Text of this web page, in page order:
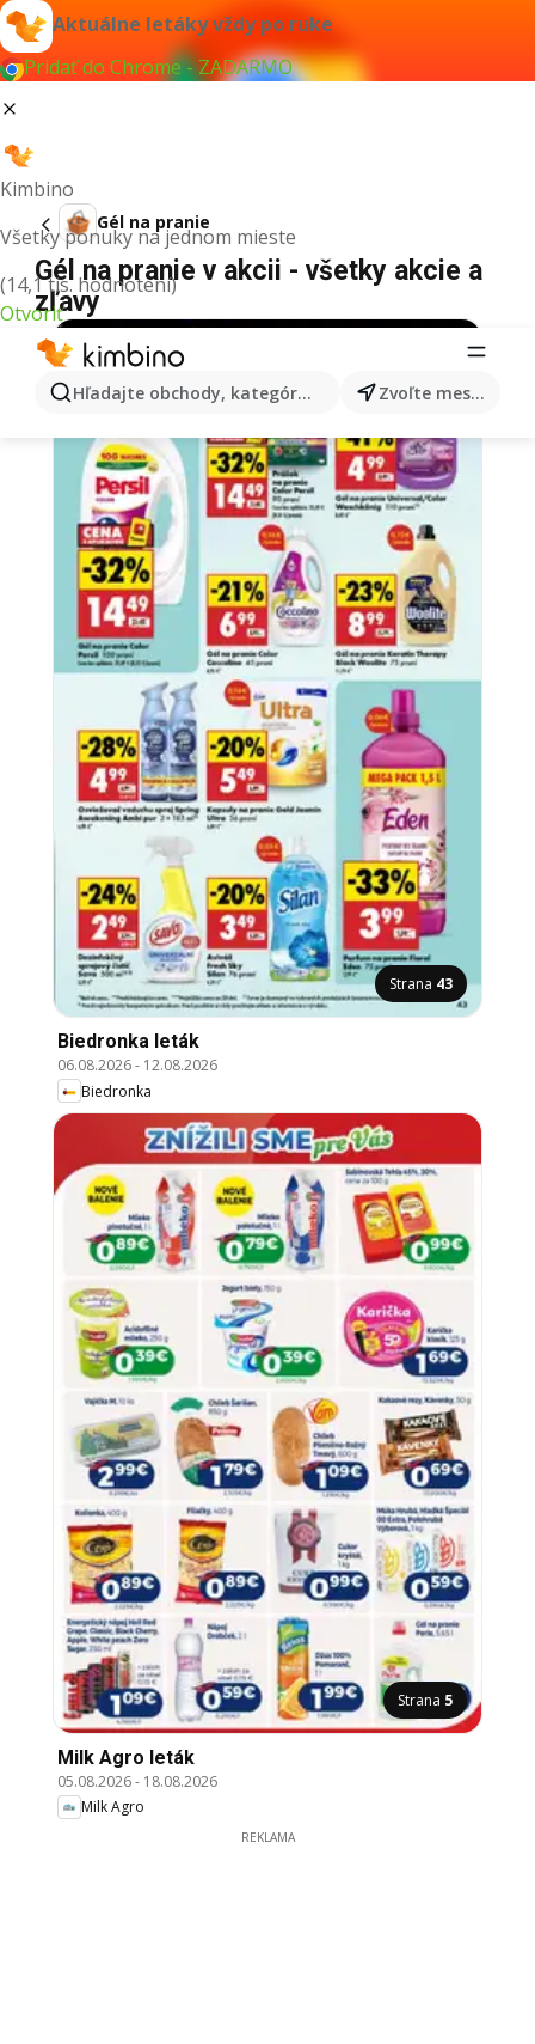
Aktuálne letáky vždy po ruke
Pridať do Chrome - ZADARMO
Kimbino
Všetky ponuky na jednom mieste
(14,1 tis. hodnotení)
Otvoriť
Hľadajte obchody, kategórie, produkty... Zvoľte mesto
Gél na pranie
Gél na pranie v akcii - všetky akcie a
zľavy
Strana 43
Biedronka leták
06.08.2026- 12.08.2026
Biedronka
Strana 5
Milk Agro leták
05.08.2026- 18.08.2026
Milk Agro
REKLAMA